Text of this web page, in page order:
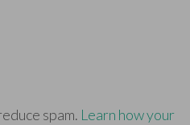
spam. Learn how your